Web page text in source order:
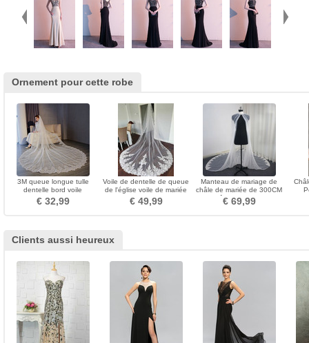
Ornement pour cette robe
3M queue longue tulle
dentelle bord voile
accessoires de mariage
€ 32,99
Voile de dentelle de queue
de l'église voile de mariée
voile de dentelle de luxe
€ 49,99
Manteau de mariage de
châle de mariée de 300CM
châle de dentelle
€ 69,99
Clients aussi heureux